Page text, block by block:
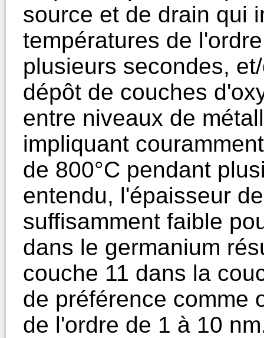
source et de drain qui
températures de
plusieurs secondes,
dépôt de couches
entre niveaux de
impliquant
de 800°C pendant
entendu, l'épaisseur
suffisamment faible
dans le germanium
couche 11 dans la
de préférence comme
de l'ordre de 1 à 10